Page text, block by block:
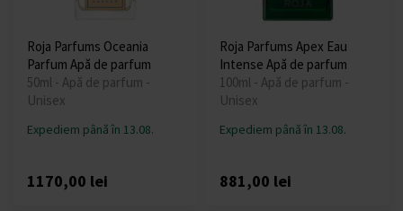
Roja Parfums Oceania
Parfum Apă de parfum
50ml - Apă de parfum -
Unisex
Expediem până în 13.08.
1170,00 lei
Roja Parfums Apex Eau
Intense Apă de parfum
100ml - Apă de parfum -
Unisex
Expediem până în 13.08.
881,00 lei